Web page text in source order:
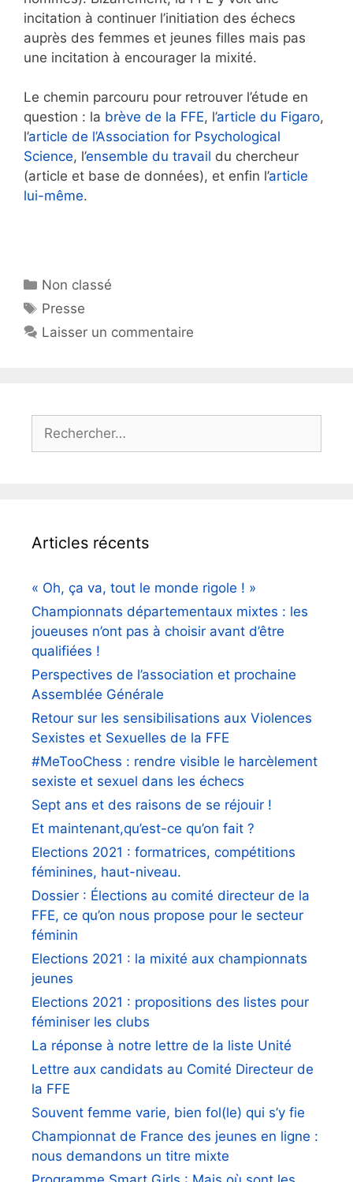
incitation à continuer l’initiation des échecs
auprès des femmes et jeunes filles mais pas
une incitation à encourager la mixité.
Le chemin parcouru pour retrouver l’étude en
question : la brève de la FFE, l’article du Figaro,
l’article de l’Association for Psychological
Science, l’ensemble du travail du chercheur
(article et base de données), et enfin l’article
lui-même.
Catégories
Non classé
Étiquettes
Presse
Laisser un commentaire
Articles récents
« Oh, ça va, tout le monde rigole ! »
Championnats départementaux mixtes : les
joueuses n’ont pas à choisir avant d’être
qualifiées !
Perspectives de l’association et prochaine
Assemblée Générale
Retour sur les sensibilisations aux Violences
Sexistes et Sexuelles de la FFE
#MeTooChess : rendre visible le harcèlement
sexiste et sexuel dans les échecs
Sept ans et des raisons de se réjouir !
Et maintenant,qu’est-ce qu’on fait ?
Elections 2021 : formatrices, compétitions
féminines, haut-niveau.
Dossier : Élections au comité directeur de la
FFE, ce qu’on nous propose pour le secteur
féminin
Elections 2021 : la mixité aux championnats
jeunes
Elections 2021 : propositions des listes pour
féminiser les clubs
La réponse à notre lettre de la liste Unité
Lettre aux candidats au Comité Directeur de
la FFE
Souvent femme varie, bien fol(le) qui s’y fie
Championnat de France des jeunes en ligne :
nous demandons un titre mixte